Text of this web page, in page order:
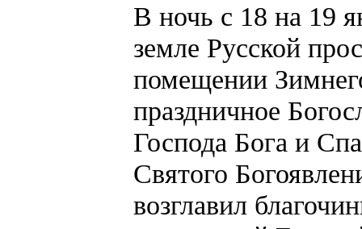
В ночь с 18 на 19
земле Русской
помещении
праздничное
Господа Бога и
Святого
возглавил